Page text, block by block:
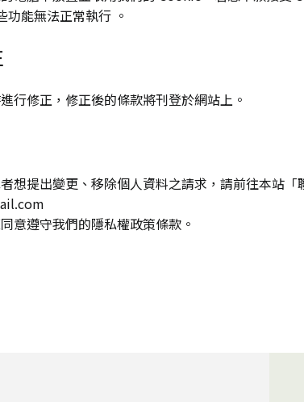
能無法正常執行 。
行修正，修正後的條款將刊登於網站上。
想提出變更、移除個人資料之請求，請前往本站
意遵守我們的隱私權政策條款。